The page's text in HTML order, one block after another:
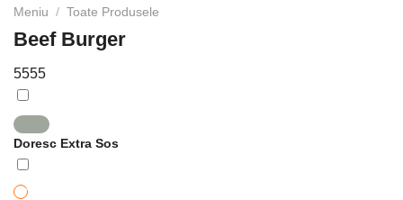
Meniu / Toate Produsele
Beef Burger
5555
Doresc Extra Sos